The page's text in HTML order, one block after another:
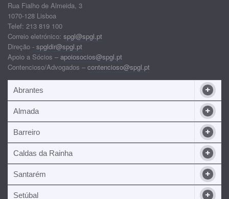
Rua Fialho de Almeida, 3
1070-128 Lisboa
Telef: 213 819 100
Correio eletrónico: spgl@spgl.pt
Direção - spgldir@spgl.pt
Apoio a Sócios – apoiosocios@spgl.pt
Contencioso/Advogados – contencioso@spgl.pt
Abrantes
Almada
Barreiro
Caldas da Rainha
Santarém
Setúbal